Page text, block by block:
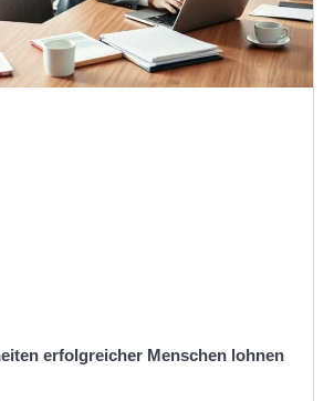
erfolgreicher Menschen lohnen